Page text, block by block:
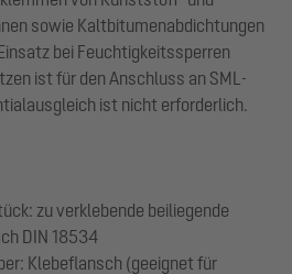
sowie Kaltbitumenabdichtungen
bei Feuchtigkeitssperren
ist für den Anschluss an SML-
ist nicht erforderlich.
zu verklebende beiliegende
DIN 18534
Klebeflansch (geeignet für